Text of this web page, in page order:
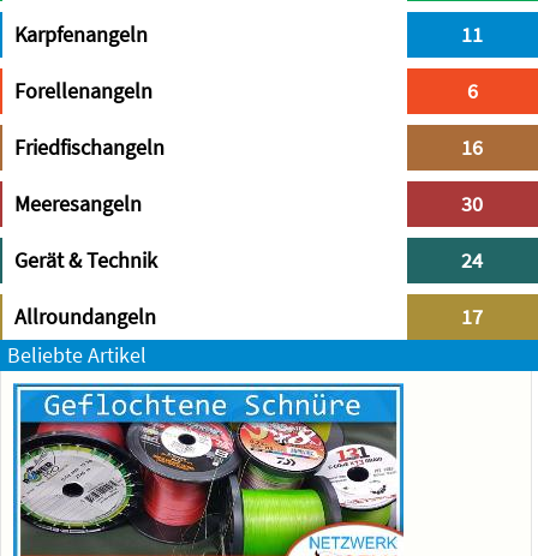
Karpfenangeln 11
Forellenangeln 6
Friedfischangeln 16
Meeresangeln 30
Gerät & Technik 24
Allroundangeln
17
Beliebte Artikel